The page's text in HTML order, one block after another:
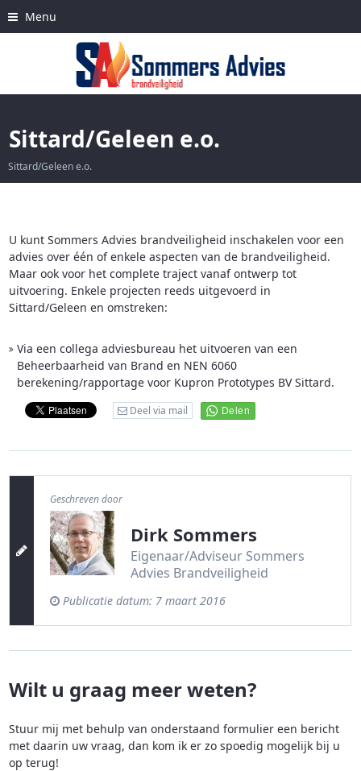
to
Menu
Sittard/Geleen e.o.
Sittard/Geleen e.o.
U kunt Sommers Advies brandveiligheid inschakelen voor een
advies over één of enkele aspecten van de brandveiligheid.
Maar ook voor het complete traject vanaf ontwerp tot
uitvoering. Enkele projecten reeds uitgevoerd in
Sittard/Geleen en omstreken:
Via een collega adviesbureau het uitvoeren van een
Beheerbaarheid van Brand en NEN 6060
berekening/rapportage voor Kupron Prototypes BV Sittard.
Deel via mail
Geschreven door
Dirk Sommers
Eigenaar/Adviseur Sommers
Advies Brandveiligheid
Publicatie datum: 7 maart 2016
Wilt u graag meer weten?
Stuur mij met behulp van onderstaand formulier een bericht
met daarin uw vraag, dan kom ik er zo spoedig mogelijk bij u
op terug!